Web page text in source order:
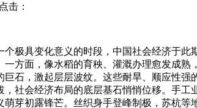
点击：
具变化意义的时段，中国社会经济于此
方面，像水稻的育秧、灌溉办理愈发成
石，激起层层波纹。这些耐旱、顺应性
社会经济布局的底层基石悄悄位移。手
萌芽初露锋芒。丝织身手登峰制极，苏杭